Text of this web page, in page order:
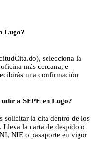
Lugo?
selecciona la
más cercana, e
una confirmación
a SEPE en Lugo?
solicitar la cita dentro de los
Lleva la carta de despido o
NIE o pasaporte en vigor